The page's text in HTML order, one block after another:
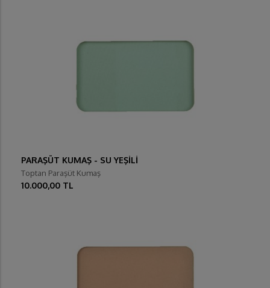
PARAŞÜT KUMAŞ - SU YEŞİLİ
Toptan Paraşüt Kumaş
10.000,00 TL